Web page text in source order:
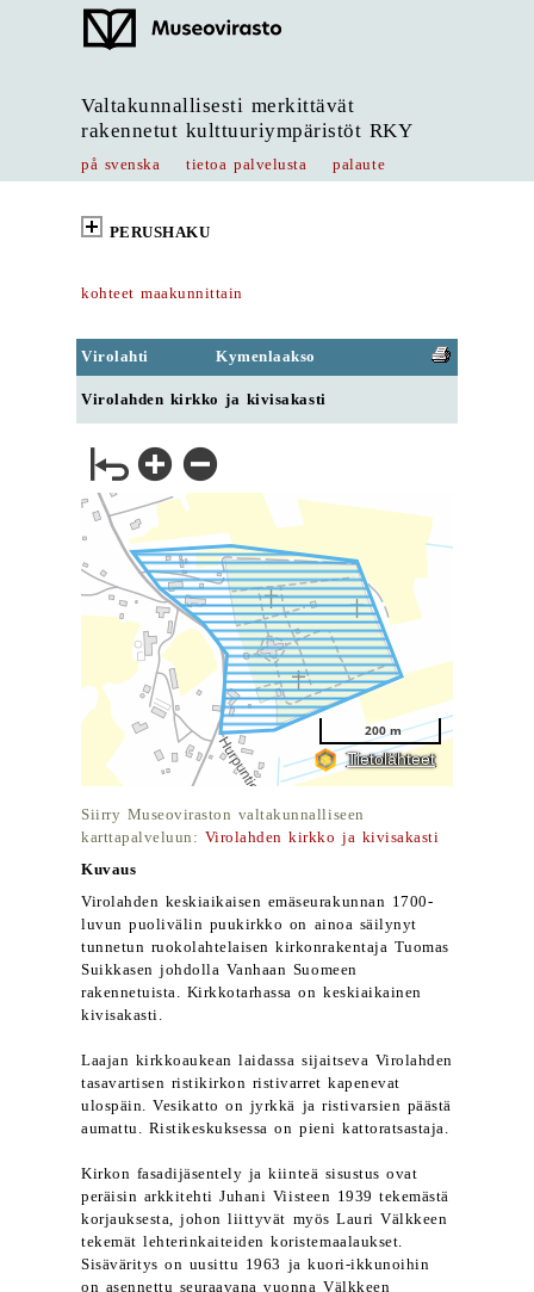
Valtakunnallisesti merkittävät
rakennetut kulttuuriympäristöt RKY
på svenska tietoa palvelusta palaute
PERUSHAKU
kohteet maakunnittain
Virolahti Kymenlaakso
Virolahden kirkko ja kivisakasti
Siirry Museoviraston valtakunnalliseen
karttapalveluun: Virolahden kirkko ja kivisakasti
Kuvaus
Virolahden keskiaikaisen emäseurakunnan 1700-
luvun puolivälin puukirkko on ainoa säilynyt
tunnetun ruokolahtelaisen kirkonrakentaja Tuomas
Suikkasen johdolla Vanhaan Suomeen
rakennetuista. Kirkkotarhassa on keskiaikainen
kivisakasti.
Laajan kirkkoaukean laidassa sijaitseva Virolahden
tasavartisen ristikirkon ristivarret kapenevat
ulospäin. Vesikatto on jyrkkä ja ristivarsien päästä
aumattu. Ristikeskuksessa on pieni kattoratsastaja.
Kirkon fasadijäsentely ja kiinteä sisustus ovat
peräisin arkkitehti Juhani Viisteen 1939 tekemästä
korjauksesta, johon liittyvät myös Lauri Välkkeen
tekemät lehterinkaiteiden koristemaalaukset.
Sisäväritys on uusittu 1963 ja kuori-ikkunoihin
on asennettu seuraavana vuonna Välkkeen